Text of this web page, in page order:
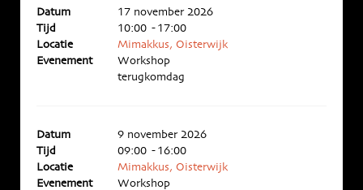
Datum
17 november 2026
Tijd
10:00 - 17:00
Locatie
Mimakkus, Oisterwijk
Evenement
Workshop
terugkomdag
Datum
9 november 2026
Tijd
09:00 - 16:00
Locatie
Mimakkus, Oisterwijk
Evenement
Workshop